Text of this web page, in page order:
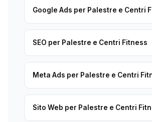
Google Ads per Palestre e Centri
SEO per Palestre e Centri Fitness
Meta Ads per Palestre e Centri
Sito Web per Palestre e Centri